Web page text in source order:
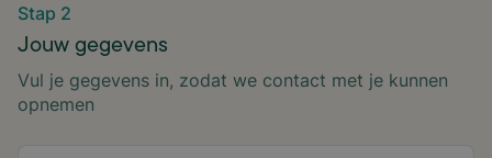
Stap 2
Jouw gegevens
Vul je gegevens in, zodat we contact met je kunnen
opnemen